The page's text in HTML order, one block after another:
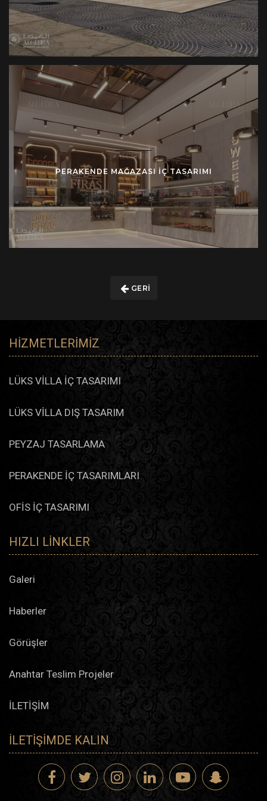
Algedra, konseptten tamamlanmaya kadar kapsamlı
bir anahtar teslimi hizmeti sunmaktadır. Deneyimli
tasarımcılardan ve proje yöneticilerinden oluşan
ekibimiz tasarım sürecinin her yönünü ele alarak
vizyonunuzun hassasiyet ve mükemmellikle hayata
geçirilmesini sağlar.
Algedra ile Perakende Alanınızı Yükseltin
Bir danışmanlık görüşmesi planlamak ve mağaza iç
tasarımındaki uzmanlığımızın markanızı nasıl
dönüştürebileceğini ve müşteri deneyiminizi nasıl
geliştirebileceğini keşfetmek için bugün bizimle
iletişime geçin.
Sorularınız veya danışmanlık hizmeti için lütfen
PERAKENDE MAĞAZASI IÇ TASARIMI
GERI
HIZMETLERIMIZ
LÜKS VİLLA İÇ TASARIMI
LÜKS VİLLA DIŞ TASARIM
PEYZAJ TASARLAMA
PERAKENDE İÇ TASARIMLARI
OFİS İÇ TASARIMI
HIZLI LINKLER
Galeri
Haberler
Görüşler
Anahtar Teslim Projeler
İLETİŞİM
İLETIŞIMDE KALIN